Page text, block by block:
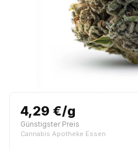
4,29 €/g
Günstigster Preis
Cannabis Apotheke Essen